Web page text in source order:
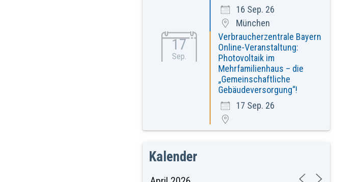
16 Sep. 26
München
17
Sep.
Verbraucherzentrale Bayern
Online-Veranstaltung:
Photovoltaik im
Mehrfamilienhaus – die
„Gemeinschaftliche
Gebäudeversorgung“!
17 Sep. 26
Kalender